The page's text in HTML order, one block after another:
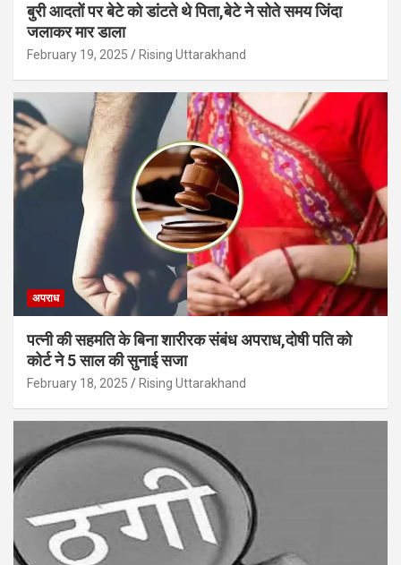
बुरी आदतों पर बेटे को डांटते थे पिता,बेटे ने सोते समय जिंदा
जलाकर मार डाला
February 19, 2025 Rising Uttarakhand
अपराध
पत्नी की सहमति के बिना शारीरक संबंध अपराध,दोषी पति को
कोर्ट ने 5 साल की सुनाई सजा
February 18, 2025 Rising Uttarakhand